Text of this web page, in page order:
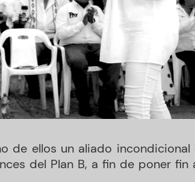
de ellos un aliado incondicional
del Plan B, a fin de poner fin